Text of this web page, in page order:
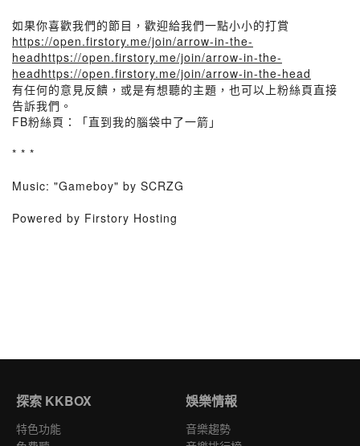
如果你喜歡我們的節目，歡迎給我們一點小小的打賞
https://open.firstory.me/join/arrow-in-the-
headhttps://open.firstory.me/join/arrow-in-the-
headhttps://open.firstory.me/join/arrow-in-the-head
有任何的意見反饋，或是有想聽的主題，也可以上粉絲頁直接
告訴我們。
FB粉絲頁：「直到我的腦袋中了一箭」
* * *
Music: "Gameboy" by SCRZG
Powered by Firstory Hosting
探索 KKBOX
特色功能
娛樂情報
音樂趨勢